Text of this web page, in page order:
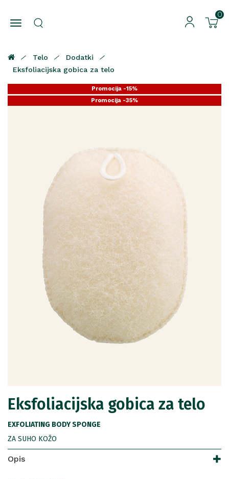
0
Telo
Dodatki
Eksfoliacijska gobica za telo
Promocija -15%
Promocija -25%
Promocija -35%
Eksfoliacijska gobica za telo
EXFOLIATING BODY SPONGE
ZA SUHO KOŽO
Opis